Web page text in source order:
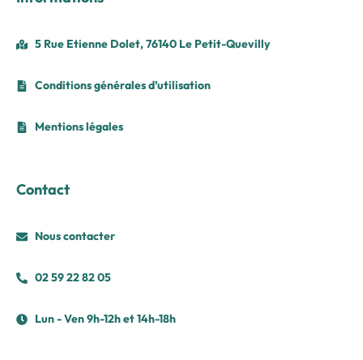
5 Rue Etienne Dolet, 76140 Le Petit-Quevilly
Conditions générales d’utilisation
Mentions légales
Contact
Nous contacter
02 59 22 82 05
Lun - Ven 9h-12h et 14h-18h